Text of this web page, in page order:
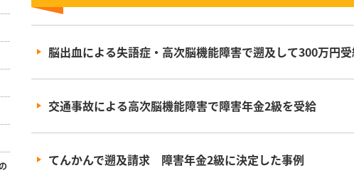
脳出血による失語症・高次脳機能障害で遡及して300万円
交通事故による高次脳機能障害で障害年金2級を受給
てんかんで遡及請求 障害年金2級に決定した事例